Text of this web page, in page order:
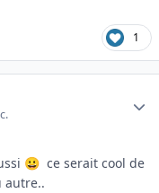
1
😀 ce serait cool de
autre..